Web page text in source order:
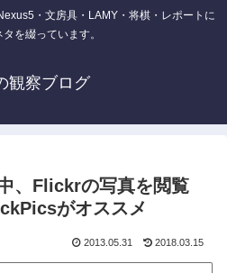
・文房具・LAMY・将棋・レポートに
を綴っています。
観察ブログ
、Flickrの写真を閲覧
がオススメ
2013.05.31 2018.03.15